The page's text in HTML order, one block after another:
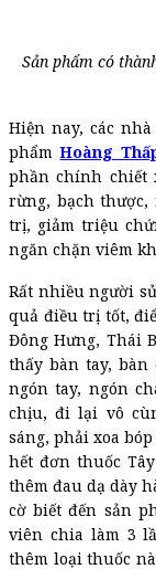
Sản phẩm có
Hiện nay, các
phẩm Hoàng
phần chính chiết
rừng, bạch
trị, giảm triệu
ngăn chặn viêm
Rất nhiều người
quả điều trị tốt,
Đông Hưng, Thái
thấy bàn tay, bàn
ngón tay, ngón
chịu, đi lại vô
sáng, phải xoa
hết đơn thuốc
thêm đau dạ dày
cờ biết đến sản
viên chia làm 3
thêm loại thuốc